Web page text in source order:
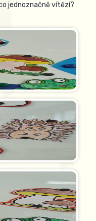
jednoznačně vítězí?